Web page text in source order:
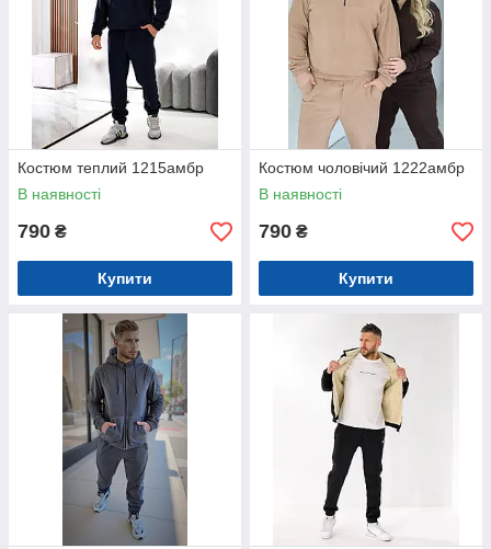
Костюм теплий 1215амбр
В наявності
790 ₴
Купити
Костюм чоловічий 1222амбр
В наявності
790 ₴
Купити